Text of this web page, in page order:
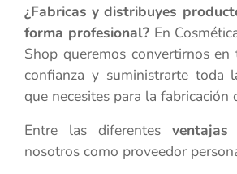
¿Fabricas y distribuyes
forma profesional?En
Shop queremos convertirnos
confianza y suministrarte toda
que necesites para la fabricación
Entre las diferentes ventajas
nosotros como proveedor